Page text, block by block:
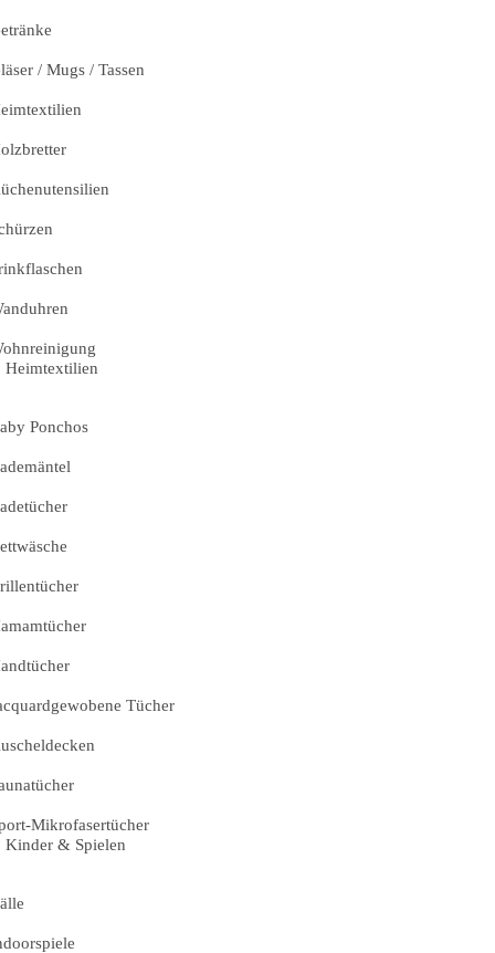
/ Mugs / Tassen
Heimtextilien
Ponchos
Tücher
Mikrofasertücher
Kinder & Spielen